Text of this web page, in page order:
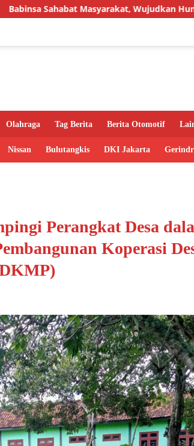
Wujudkan Hunian Layak melalui
Olahraga Tag Berita Berita Otomotif
Nissan Bulutangkis DKI Jakarta
Perangkat Desa
Koperasi